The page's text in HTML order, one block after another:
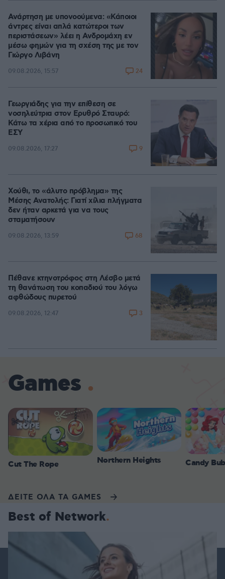
Ανάρτηση με υπονοούμενα: «Κάποιοι
άντρες είναι απλά κατώτεροι των
περιστάσεων» λέει η Ανδρομάχη εν
μέσω φημών για τη σχέση της με τον
Γιώργο Λιβάνη
09.08.2026, 15:57 24
Γεωργιάδης για την επίθεση σε
νοσηλεύτρια στον Ερυθρό Σταυρό:
Κάτω τα χέρια από το προσωπικό του
ΕΣΥ
09.08.2026, 17:27 9
Χούθι, το «άλυτο πρόβλημα» της
Μέσης Ανατολής: Γιατί χίλια πλήγματα
δεν ήταν αρκετά για να τους
σταματήσουν
09.08.2026, 13:59 68
Πέθανε κτηνοτρόφος στη Λέσβο μετά
τη θανάτωση του κοπαδιού του λόγω
αφθώδους πυρετού
09.08.2026, 12:47 3
Games
Cut The Rope Northern Heights Candy
ΔΕΙΤΕ ΟΛΑ ΤΑ GAMES
Best of Network